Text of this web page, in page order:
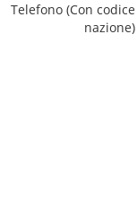
Telefono (Con codice
nazione)